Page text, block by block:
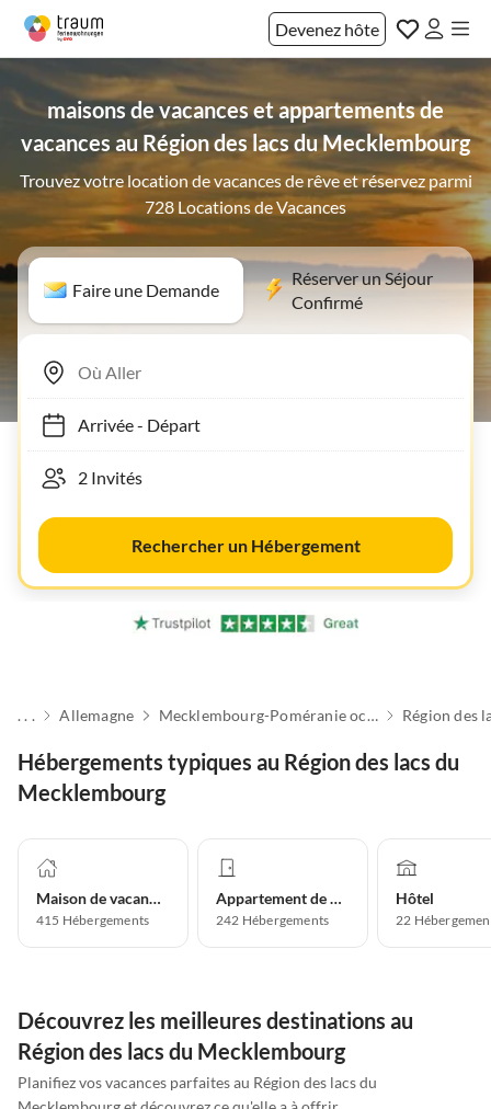
Devenez hôte
maisons de vacances et appartements de
vacances au Région des lacs du Mecklembourg
Trouvez votre location de vacances de rêve et réservez parmi
728 Locations de Vacances
Faire une Demande
Réserver un Séjour
Confirmé
Arrivée- Départ
Rechercher un Hébergement
. . . Allemagne Mecklembourg-Poméranie occidentale
Hébergements typiques au Région des lacs du
Mecklembourg
Maison de vacances
415 Hébergements
Appartement de vacances
242 Hébergements
Hôtel
22
Découvrez les meilleures destinations au
Région des lacs du Mecklembourg
Planifiez vos vacances parfaites au Région des lacs du